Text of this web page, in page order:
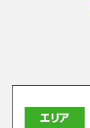
エリア